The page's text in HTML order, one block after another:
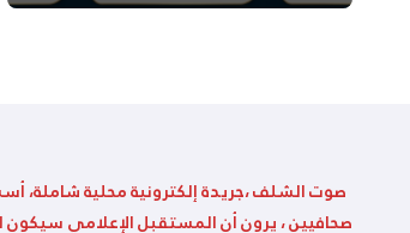
صوت الشلف ،جريدة إلكترونية محلية شاملة،
صحافيين ، يرون أن المستقبل الإعلامي سيكون